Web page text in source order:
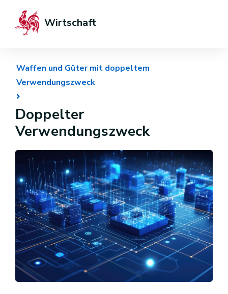
Wirtschaft
Waffen und Güter mit doppeltem
Verwendungszweck
Doppelter
Verwendungszweck